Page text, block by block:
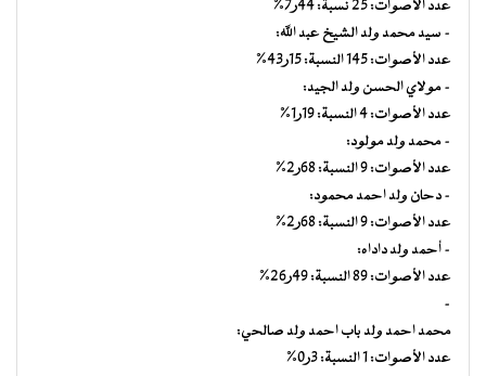
عدد الأصوات: 25 نسبة: 44ر7%
– سيد محمد ولد الشيخ عبد الله:
عدد الأصوات: 145 النسبة: 15ر43%
– مولاي الحسن ولد الجيد:
عدد الأصوات: 4 النسبة: 19ر1%
– محمد ولد مولود:
عدد الأصوات: 9 النسبة: 68ر2%
– دحان ولد احمد محمود:
عدد الأصوات: 9 النسبة: 68ر2%
– أحمد ولد داداه:
عدد الأصوات: 89 النسبة: 49ر26%
–
محمد احمد ولد باب احمد ولد صالحي:
عدد الأصوات: 1 النسبة: 3ر0%